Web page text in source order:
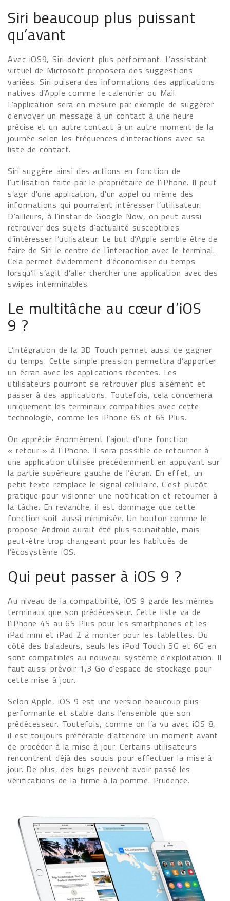
Siri beaucoup plus puissant
qu’avant
Avec iOS9, Siri devient plus performant. L’assistant
virtuel de Microsoft proposera des suggestions
variées. Siri puisera des informations des applications
natives d’Apple comme le calendrier ou Mail.
L’application sera en mesure par exemple de suggérer
d’envoyer un message à un contact à une heure
précise et un autre contact à un autre moment de la
journée selon les fréquences d’interactions avec sa
liste de contact.
Siri suggère ainsi des actions en fonction de
l’utilisation faite par le propriétaire de l’iPhone. Il peut
s’agir d’une application, d’un appel ou même des
informations qui pourraient intéresser l’utilisateur.
D’ailleurs, à l’instar de Google Now, on peut aussi
retrouver des sujets d’actualité susceptibles
d’intéresser l’utilisateur. Le but d’Apple semble être de
faire de Siri le centre de l’interaction avec le terminal.
Cela permet évidemment d’économiser du temps
lorsqu’il s’agit d’aller chercher une application avec des
swipes interminables.
Le multitâche au cœur d’iOS
9 ?
L’intégration de la 3D Touch permet aussi de gagner
du temps. Cette simple pression permettra d’apporter
un écran avec les applications récentes. Les
utilisateurs pourront se retrouver plus aisément et
passer à des applications. Toutefois, cela concernera
uniquement les terminaux compatibles avec cette
technologie, comme les iPhone 6S et 6S Plus.
On apprécie énormément l’ajout d’une fonction
« retour » à l’iPhone. Il sera possible de retourner à
une application utilisée précédemment en appuyant sur
la partie supérieure gauche de l’écran. En effet, un
petit texte remplace le signal cellulaire. C’est plutôt
pratique pour visionner une notification et retourner à
la tâche. En revanche, il est dommage que cette
fonction soit aussi minimisée. Un bouton comme le
propose Android aurait été plus souhaitable, mais
peut-être trop changeant pour les habitués de
l’écosystème iOS.
Qui peut passer à iOS 9 ?
Au niveau de la compatibilité, iOS 9 garde les mêmes
terminaux que son prédécesseur. Cette liste va de
l’iPhone 4S au 6S Plus pour les smartphones et les
iPad mini et iPad 2 à monter pour les tablettes. Du
côté des baladeurs, seuls les iPod Touch 5G et 6G en
sont compatibles au nouveau système d’exploitation. Il
faut aussi prévoir 1,3 Go d’espace de stockage pour
cette mise à jour.
Selon Apple, iOS 9 est une version beaucoup plus
performante et stable dans l’ensemble que son
prédécesseur. Toutefois, comme on l’a vu avec iOS 8,
il est toujours préférable d’attendre un moment avant
de procéder à la mise à jour. Certains utilisateurs
rencontrent déjà des soucis pour effectuer la mise à
jour. De plus, des bugs peuvent avoir passé les
vérifications de la firme à la pomme. Prudence.